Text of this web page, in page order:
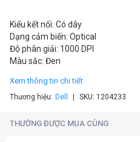
Kiểu kết nối: Có dây
Dạng cảm biến: Optical
Độ phân giải: 1000 DPI
Màu sắc: Đen
Xem thông tin chi tiết
Thương hiệu: Dell SKU: 1204233
THƯỜNG ĐƯỢC MUA CÙNG